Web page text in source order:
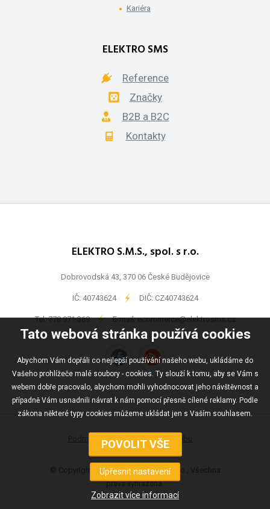
Tato webová stránka používá cookies
Abychom Vám dopřáli co nejlepší používání našeho webu, ukládáme do
Vašeho prohlížeče malé soubory - cookies. Ty slouží k tomu, aby se Vám s
webem dobře pracovalo, abychom mohli vyhodnocovat jeho návštěvnost a
případně Vám usnadnili návrat k nám pomocí přesně cílené reklamy. Podle
zákona některé typy cookies můžeme ukládat jen s Vaším souhlasem.
Kariéra
ELEKTRO SMS
Reference
Značky
B2B a B2C
Kontakty
ELEKTRO S.M.S., spol. s r.o.
Dobrovodská 43, 370 06 České Budějovice
IČ: 40743624 - DIČ: CZ40743624
Tel:778 971 369 - E-mail:ecommerce@elektrosms.cz
Podmínky užívání Mapa webu
© Copyright ELEKTRO S.M.S., spol s r.o., Všechna
práva vyhrazena.